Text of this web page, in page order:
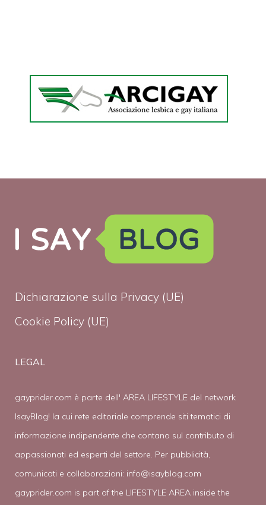
Dichiarazione sulla Privacy (UE)
Cookie Policy (UE)
LEGAL
gayprider.com è parte dell' AREA LIFESTYLE del network
IsayBlog! la cui rete editoriale comprende siti tematici di
informazione indipendente che contano sul contributo di
appassionati ed esperti del settore. Per pubblicità,
comunicati e collaborazioni: info@isayblog.com
gayprider.com is part of the LIFESTYLE AREA inside the